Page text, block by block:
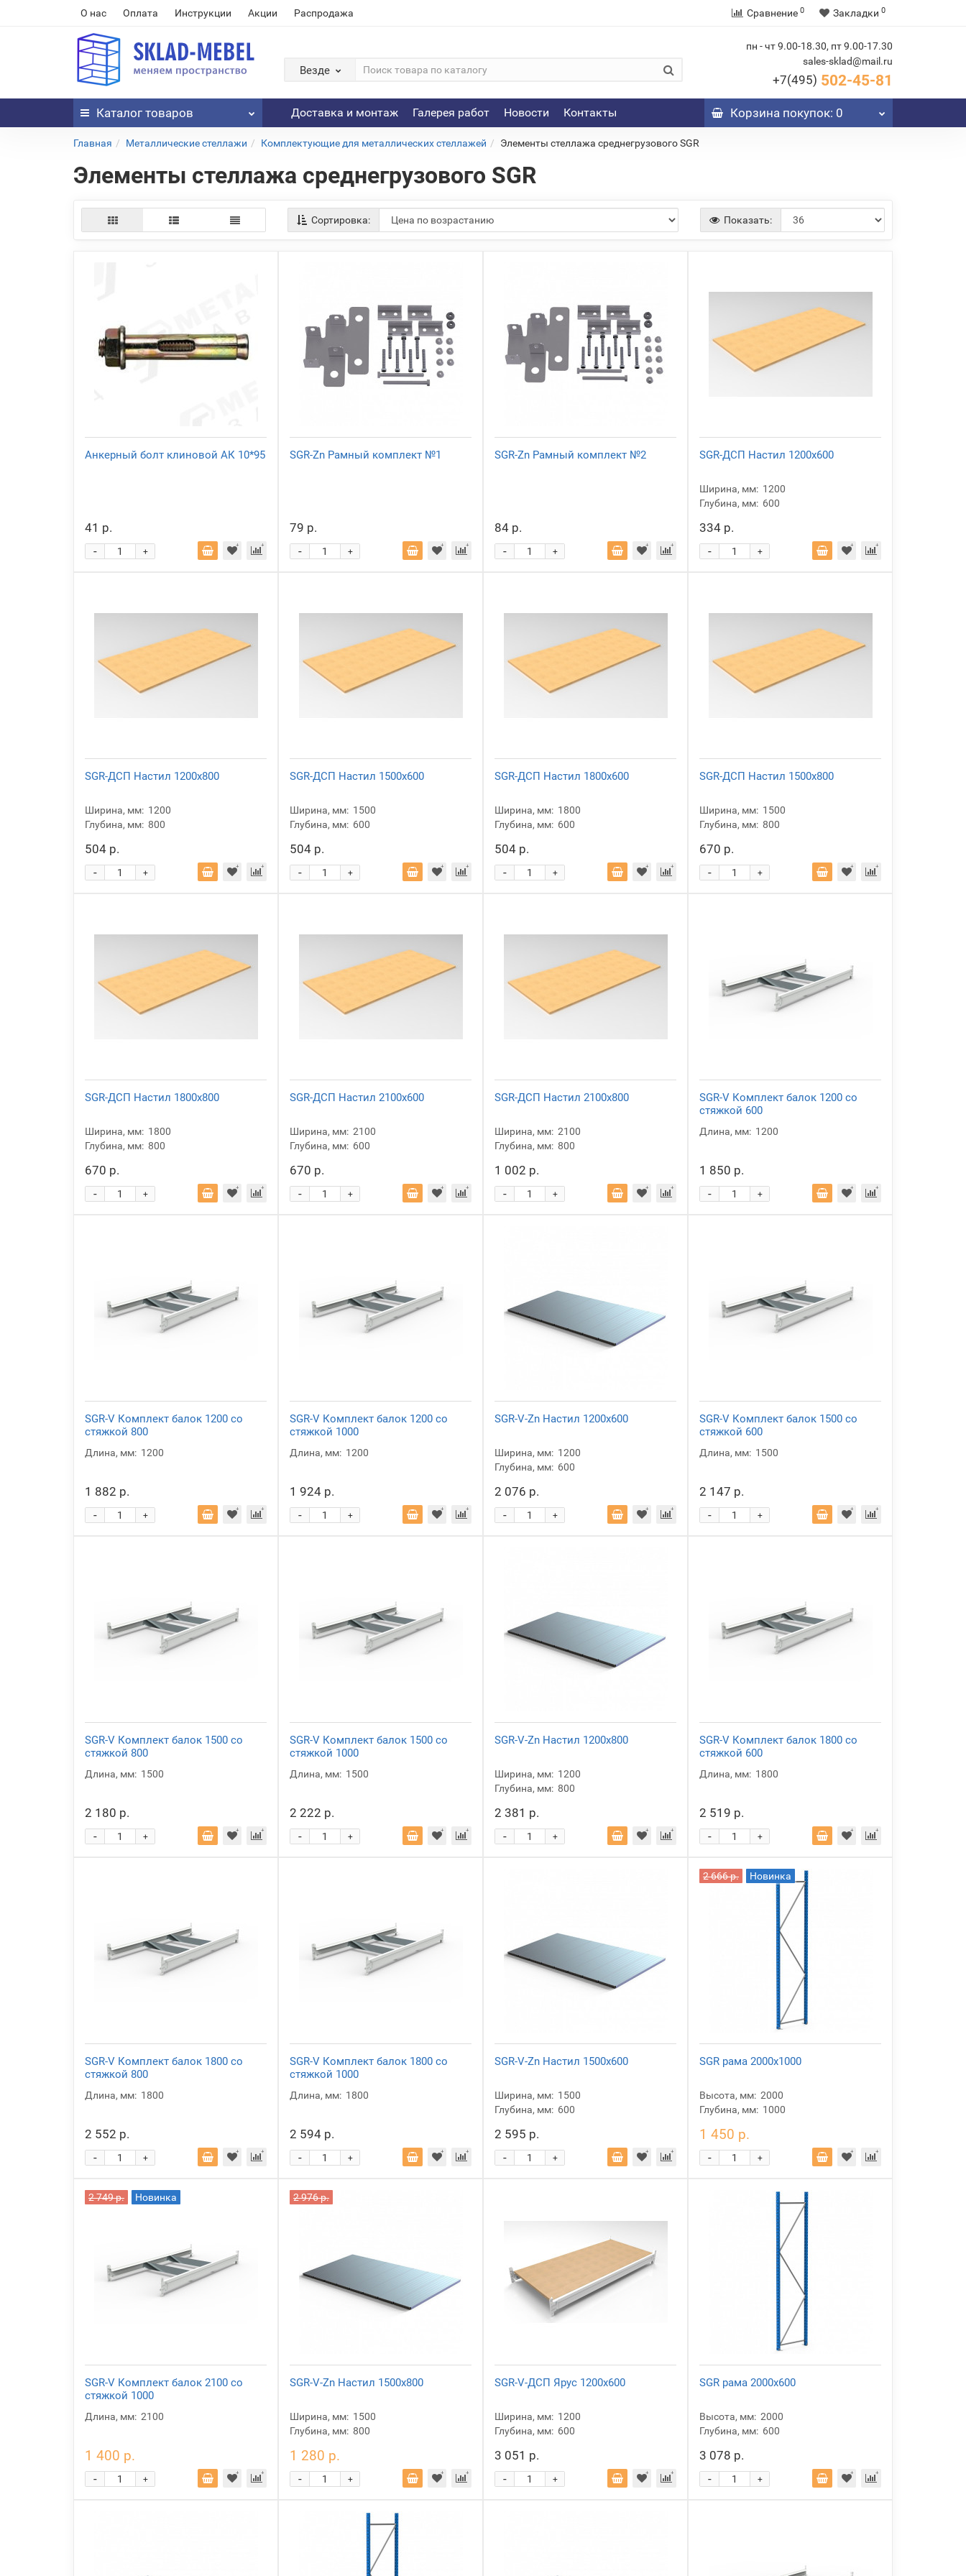
О нас Оплата Инструкции Акции Распродажа Сравнение 0 Закладки 0
Везде
пн - чт 9.00-18.30, пт 9.00-17.30
sales-sklad@mail.ru
+7(495) 502-45-81
Каталог товаров Доставка и монтаж Галерея работ Новости Контакты Корзинапокупок: 0
Главная Металлические стеллажи Комплектующие для металлических стеллажей Элементы стеллажа среднегрузового SGR
Элементы стеллажа среднегрузового SGR
Сортировка: Показать:
Анкерный болт клиновой АК 10*95
41 р.
+
-
SGR-Zn Рамный комплект №1
79 р.
+
-
SGR-Zn Рамный комплект №2
84 р.
+
-
SGR-ДСП Настил 1200x600
Ширина, мм: 1200
Глубина, мм: 600
334 р.
+
-
SGR-ДСП Настил 1200x800
Ширина, мм: 1200
Глубина, мм: 800
504 р.
+
-
SGR-ДСП Настил 1500x600
Ширина, мм: 1500
Глубина, мм: 600
504 р.
+
-
SGR-ДСП Настил 1800x600
Ширина, мм: 1800
Глубина, мм: 600
504 р.
+
-
SGR-ДСП Настил 1500x800
Ширина, мм: 1500
Глубина, мм: 800
670 р.
+
-
SGR-ДСП Настил 1800x800
Ширина, мм: 1800
Глубина, мм: 800
670 р.
+
-
SGR-ДСП Настил 2100x600
Ширина, мм: 2100
Глубина, мм: 600
670 р.
+
-
SGR-ДСП Настил 2100x800
Ширина, мм: 2100
Глубина, мм: 800
1 002 р.
+
-
SGR-V Комплект балок 1200 со
стяжкой 600
Длина, мм: 1200
1 850 р.
+
-
SGR-V Комплект балок 1200 со
стяжкой 800
Длина, мм: 1200
1 882 р.
+
-
SGR-V Комплект балок 1200 со
стяжкой 1000
Длина, мм: 1200
1 924 р.
+
-
SGR-V-Zn Настил 1200x600
Ширина, мм: 1200
Глубина, мм: 600
2 076 р.
+
-
SGR-V Комплект балок 1500 со
стяжкой 600
Длина, мм: 1500
2 147 р.
+
-
SGR-V Комплект балок 1500 со
стяжкой 800
Длина, мм: 1500
2 180 р.
+
-
SGR-V Комплект балок 1500 со
стяжкой 1000
Длина, мм: 1500
2 222 р.
+
-
SGR-V-Zn Настил 1200x800
Ширина, мм: 1200
Глубина, мм: 800
2 381 р.
+
-
SGR-V Комплект балок 1800 со
стяжкой 600
Длина, мм: 1800
2 519 р.
+
-
SGR-V Комплект балок 1800 со
стяжкой 800
Длина, мм: 1800
2 552 р.
+
-
SGR-V Комплект балок 1800 со
стяжкой 1000
Длина, мм: 1800
2 594 р.
+
-
SGR-V-Zn Настил 1500x600
Ширина, мм: 1500
Глубина, мм: 600
2 595 р.
+
-
2 666 р. Новинка
SGR рама 2000x1000
Высота, мм: 2000
Глубина, мм: 1000
1 450 р.
+
-
2 749 р. Новинка
SGR-V Комплект балок 2100 со
стяжкой 1000
Длина, мм: 2100
1 400 р.
+
-
2 976 р.
SGR-V-Zn Настил 1500x800
Ширина, мм: 1500
Глубина, мм: 800
1 280 р.
+
-
SGR-V-ДСП Ярус 1200x600
Ширина, мм: 1200
Глубина, мм: 600
3 051 р.
+
-
SGR рама 2000x600
Высота, мм: 2000
Глубина, мм: 600
3 078 р.
+
-